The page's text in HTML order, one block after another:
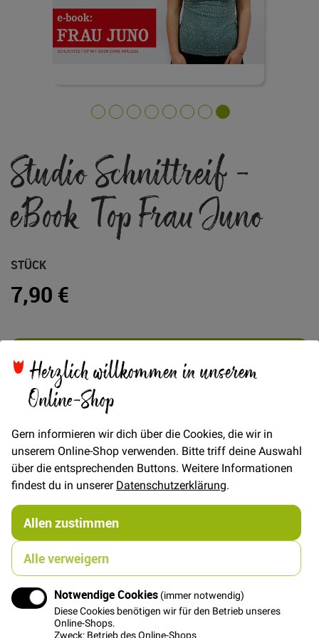
Herzlich willkommen in unserem
Online-Shop
Gern informieren wir dich über die Cookies, die wir in
unserem Online-Shop verwenden. Bitte triff deine Auswahl
über die entsprechenden Buttons. Weitere Informationen
findest du in unsererDatenschutzerklärung.
Allen zustimmen
Alle verweigern
Notwendige Cookies (immer notwendig)
Diese Cookies benötigen wir für den Betrieb unseres
Online-Shops.
Zweck: Betrieb des Online-Shops
der
Bildgalerie
springen
Studio Schnittreif -
eBook Top Frau Juno
7,90 €
STÜCK
In den Warenkorb
Details
FRAU JUNO Trägertop mit oder ohne Kräusel e-book
mit Fotonähanleitung und Schnittmuster zum
Selberdrucken im A4- und Originalformat FRAU JUNO
ist ein zeitloses Top, das rund ums Jahr im Einsatz
Vorderteil, im Winter als körpernahes Unterhemd zum
Drunterziehen. Ein schnelles Basicteil, das Dich immer
wieder begeistern wird. Ruck Zuck genäht mit der
ausführlich bebilderten Nähanleitung. Schritt für
Schritt vom Schnittmuster bis zum fertigen Stück. Für